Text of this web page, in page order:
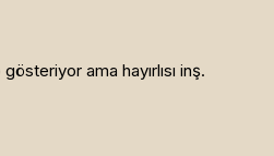
ama hayırlısı inş.